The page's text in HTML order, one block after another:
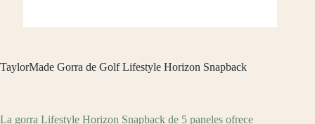
TaylorMade Gorra de Golf Lifestyle Horizon Snapback
La gorra Lifestyle Horizon Snapback de 5 paneles ofrece